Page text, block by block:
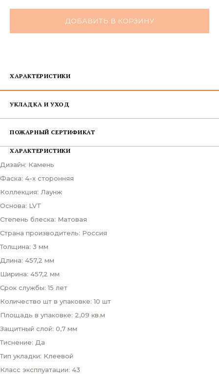
ДОБАВИТЬ В КОРЗИНУ
ХАРАКТЕРИСТИКИ
УКЛАДКА И УХОД
ПОЖАРНЫЙ СЕРТИФИКАТ
ХАРАКТЕРИСТИКИ
Дизайн: Камень
Фаска: 4-х сторонняя
Коллекция: Лаунж
Основа: LVT
Степень блеска: Матовая
Страна производитель: Россия
Толщина: 3 мм
Длина: 457,2 мм
Ширина: 457,2 мм
Срок службы: 15 лет
Количество шт в упаковке: 10 шт
Площадь в упаковке: 2,09 кв.м
Защитный слой: 0,7 мм
Тиснение: Да
Тип укладки: Клеевой
Класс эксплуатации: 43